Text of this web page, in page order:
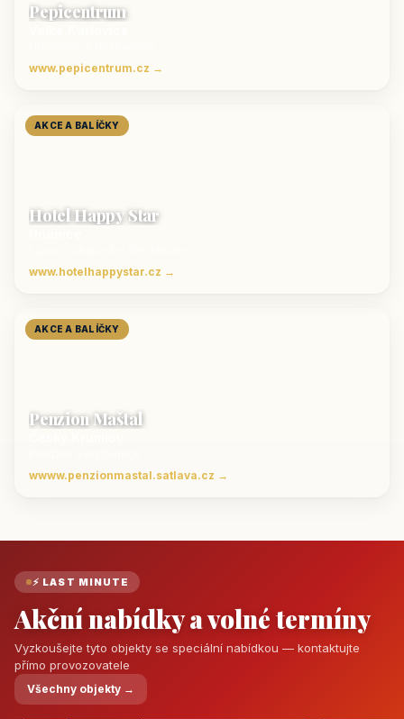
Pepicentrum
www.pepicentrum.cz →
AKCE A BALÍČKY
Hotel Happy Star
www.hotelhappystar.cz →
AKCE A BALÍČKY
Penzion Maštal
wwww.penzionmastal.satlava.cz →
⚡ LAST MINUTE
Akční nabídky a volné termíny
Vyzkoušejte tyto objekty se speciální nabídkou — kontaktujte
přímo provozovatele
Všechny objekty →